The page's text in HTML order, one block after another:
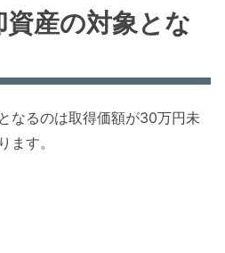
産の対象とな
なるのは取得価額が30万円未
ます。